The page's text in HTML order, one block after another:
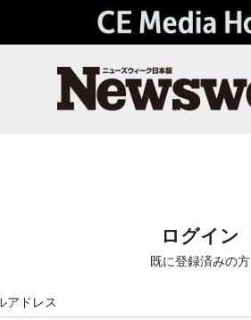
ログイン
既に登録済みの方
アドレス